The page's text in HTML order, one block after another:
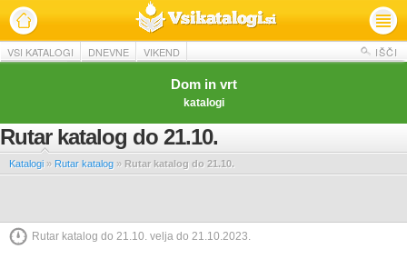
VSI KATALOGI DNEVNE VIKEND IŠČI
Dom in vrt
katalogi
Rutar katalog do 21.10.
Katalogi » Rutar katalog » Rutar katalog do 21.10.
Rutar katalog do 21.10. velja do 21.10.2023.